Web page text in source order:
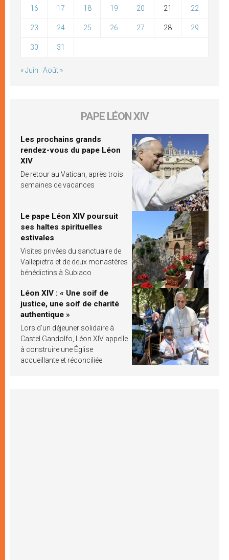
16 17 18 19 20 21 22
23 24 25 26 27 28 29
30 31
« Juin Août »
PAPE LÉON XIV
Les prochains grands
rendez-vous du pape Léon
XIV
De retour au Vatican, après trois
semaines de vacances
Le pape Léon XIV poursuit
ses haltes spirituelles
estivales
Visites privées du sanctuaire de
Vallepietra et de deux monastères
bénédictins à Subiaco
Léon XIV : « Une soif de
justice, une soif de charité
authentique »
Lors d’un déjeuner solidaire à
Castel Gandolfo, Léon XIV appelle
à construire une Église
accueillante et réconciliée